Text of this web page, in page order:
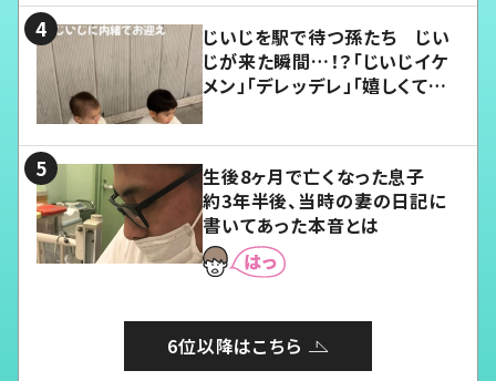
じいじを駅で待つ孫たち じい
じが来た瞬間…！？「じいじイケ
メン」「デレッデレ」「嬉しくて可
生後8ヶ月で亡くなった息子
約3年半後、当時の妻の日記に
書いてあった本音とは
6位以降はこちら